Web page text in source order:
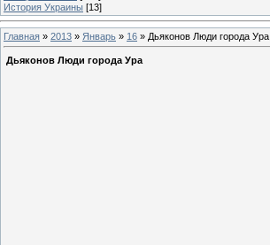
История Украины [13]
Главная » 2013 » Январь » 16 » Дьяконов Люди города Ура
Дьяконов Люди города Ура